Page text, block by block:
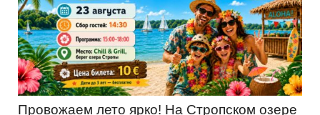
Провожаем лето ярко! На Стропском озере